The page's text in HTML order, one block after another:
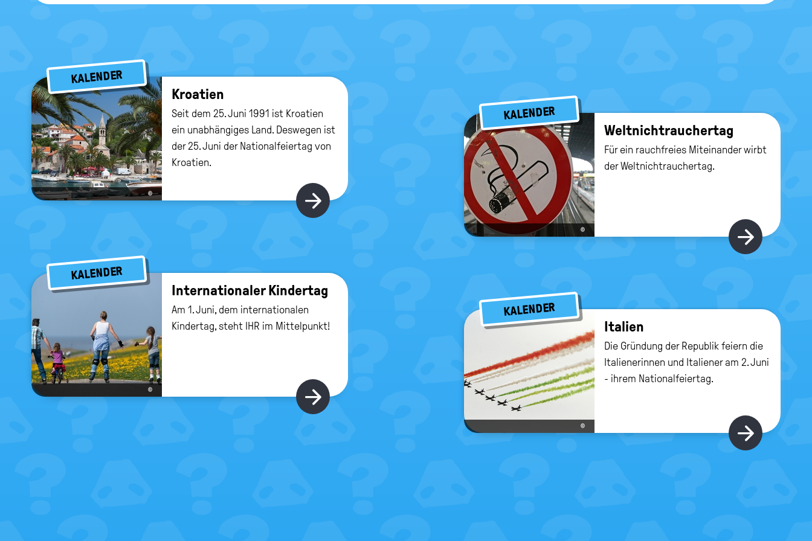
KALENDER
©
Kroa­ti­en
Seit dem 25. Juni 1991 ist Kroatien
ein unabhängiges Land. Deswegen ist
der 25. Juni der Nationalfeiertag von
Kroatien.
Hier gibt's mehr
KALENDER
©
Welt­nicht­rau­cher­tag
Für ein rauchfreies Miteinander wirbt
der Weltnichtrauchertag.
Hier
KALENDER
©
In­ter­na­tio­na­ler Kin­der­tag
Am 1. Juni, dem internationalen
Kindertag, steht IHR im Mittelpunkt!
Hier gibt's mehr
KALENDER
©
Ita­li­en
Die Gründung der Republik feiern die
Italienerinnen und Italiener am 2. Juni
- ihrem Nationalfeiertag.
Hier